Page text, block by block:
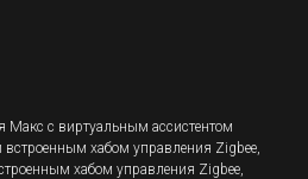
Макс с виртуальным ассистентом
хабом управления Zigbee,
хабом управления Zigbee,